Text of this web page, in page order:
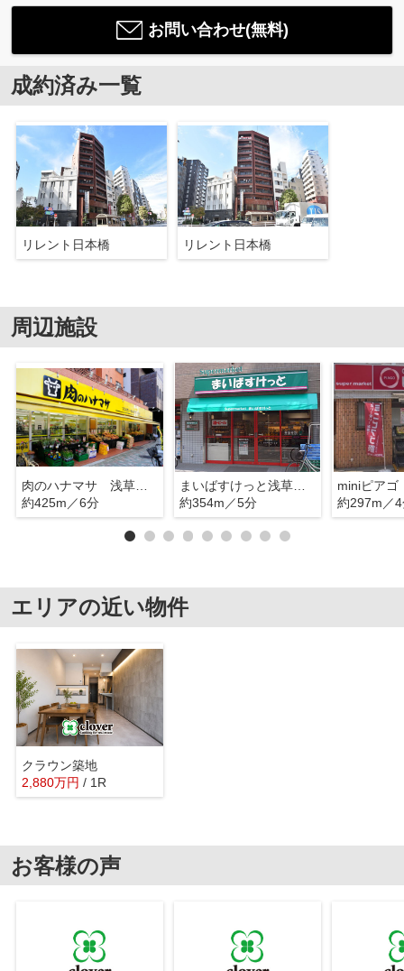
お問い合わせ(無料)
成約済み一覧
リレント日本橋 リレント日本橋
周辺施設
肉のハナマサ 浅草橋店
約425m／6分
まいばすけっと浅草橋1丁目店
約354m／5分
約297m／
エリアの近い物件
クラウン築地
2,880万円 / 1R
お客様の声